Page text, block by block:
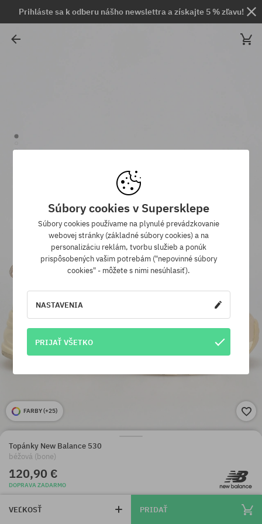
Prihláste sa k odberu nášho newslettra a získajte 5 % zľavu!
FARBY (+25)
Topánky New Balance 530
béžová (bone)
120,90 €
DOPRAVA ZADARMO
VEĽKOSŤ PRIDAŤ
Súbory cookies v Supersklepe
Súbory cookies používame na plynulé prevádzkovanie
webovej stránky (základné súbory cookies) a na
personalizáciu reklám, tvorbu služieb a ponúk
prispôsobených vašim potrebám ("nepovinné súbory
cookies" - môžete s nimi nesúhlasiť).
NASTAVENIA
PRIJAŤ VŠETKO